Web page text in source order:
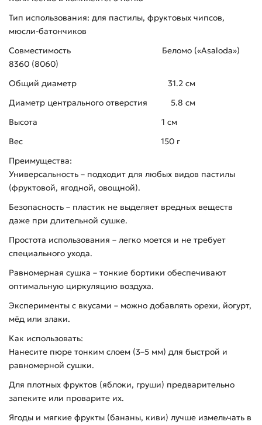
Тип использования: для пастилы, фруктовых чипсов,
мюсли-батончиков
Совместимость Беломо («Asaloda»)
8360 (8060)
Общий диаметр 31.2 см
Диаметр центрального отверстия 5.8 см
Высота 1 см
Вес 150 г
Преимущества:
Универсальность – подходит для любых видов пастилы
(фруктовой, ягодной, овощной).
Безопасность – пластик не выделяет вредных веществ
даже при длительной сушке.
Простота использования – легко моется и не требует
специального ухода.
Равномерная сушка – тонкие бортики обеспечивают
оптимальную циркуляцию воздуха.
Эксперименты с вкусами – можно добавлять орехи, йогурт,
мёд или злаки.
Как использовать:
Нанесите пюре тонким слоем (3–5 мм) для быстрой и
равномерной сушки.
Для плотных фруктов (яблоки, груши) предварительно
запеките или проварите их.
Ягоды и мягкие фрукты (бананы, киви) лучше измельчать в